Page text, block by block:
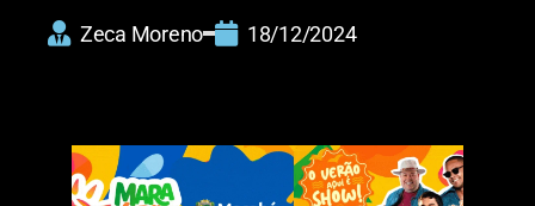
Zeca Moreno 18/12/2024